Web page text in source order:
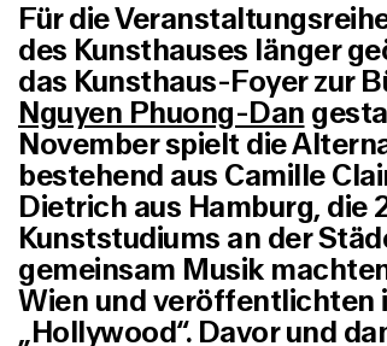
Für die
des Kunsthauses länger
das Kunsthaus-Foyer zur
Nguyen Phuong-Dan
November spielt die
bestehend aus Camille
Dietrich aus Hamburg, die
Kunststudiums an der
gemeinsam Musik
Wien und veröffentlichten
„Hollywood“. Davor und